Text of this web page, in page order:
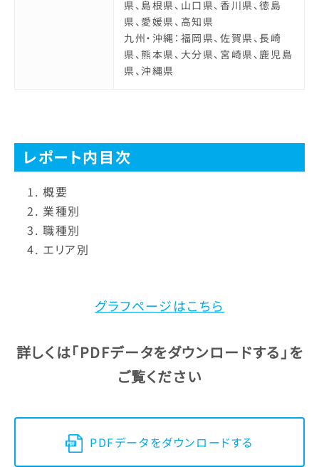
県、島根県、山口県、香川県、徳島
県、愛媛県、高知県
九州・沖縄：福岡県、佐賀県、長崎
県、熊本県、大分県、宮崎県、鹿児島
県、沖縄県
レポート内目次
概要
業種別
職種別
エリア別
グラフページはこちら
詳しくは「PDFデータをダウンロードする」 を
ご覧ください
PDFデータをダウンロードする